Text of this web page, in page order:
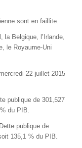
sont en faillite.
la Belgique, l’Irlande,
le Royaume-Uni
22 juillet 2015
publique de 301,527
du PIB.
publique de
135,1 % du PIB.